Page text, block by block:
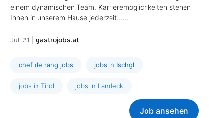
einem dynamischen Team. Karrieremöglichkeiten stehen
Ihnen in unserem Hause jederzeit......
Juli 31 gastrojobs.at
chef de rang jobs jobs in Ischgl
jobs in Tirol jobs in Landeck
Job ansehen